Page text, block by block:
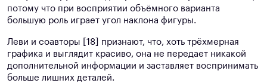
потому что при восприятии объёмного варианта
большую роль играет угол наклона фигуры.
Леви и соавторы [18] признают, что, хоть трёхмерная
графика и выглядит красиво, она не передает никакой
дополнительной информации и заставляет воспринимать
больше лишних деталей.